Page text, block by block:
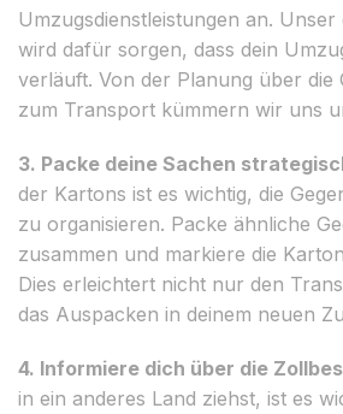
Umzugsdienstleistungen an.
wird dafür sorgen, dass dein
verläuft. Von der Planung über die
zum Transport kümmern wir uns
3. Packe deine Sachen
der Kartons ist es wichtig, die
zu organisieren. Packe ähnliche
zusammen und markiere die
Dies erleichtert nicht nur den
das Auspacken in deinem neuen
4. Informiere dich über die
in ein anderes Land ziehst, ist es